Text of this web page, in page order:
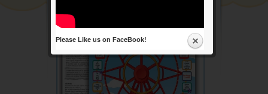
Επικοινωνία
Please Like us on FaceBook!